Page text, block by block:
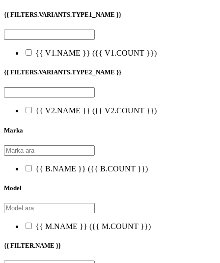
{{ FILTERS.VARIANTS.TYPE1_NAME }}
{{ V1.NAME }} ({{ V1.COUNT }})
{{ FILTERS.VARIANTS.TYPE2_NAME }}
{{ V2.NAME }} ({{ V2.COUNT }})
Marka
{{ B.NAME }} ({{ B.COUNT }})
Model
{{ M.NAME }} ({{ M.COUNT }})
{{ FILTER.NAME }}